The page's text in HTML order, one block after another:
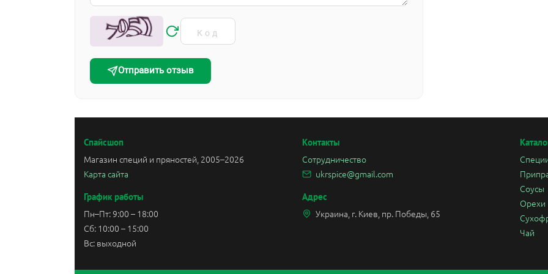
Отправить отзыв
Спайсшоп
Магазин специй и пряностей, 2005–2026
Карта сайта
График работы
Пн–Пт: 9:00 – 18:00
Сб: 10:00 – 15:00
Вс: выходной
Контакты
Сотрудничество
ukrspice@gmail.com
Адрес
Украина, г. Киев, пр. Победы, 65
Соусы
Орехи
Чай